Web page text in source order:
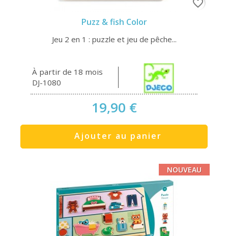
Puzz & fish Color
Jeu 2 en 1 : puzzle et jeu de pêche...
À partir de 18 mois
DJ-1080
19,90 €
Ajouter au panier
favorite_border
NOUVEAU